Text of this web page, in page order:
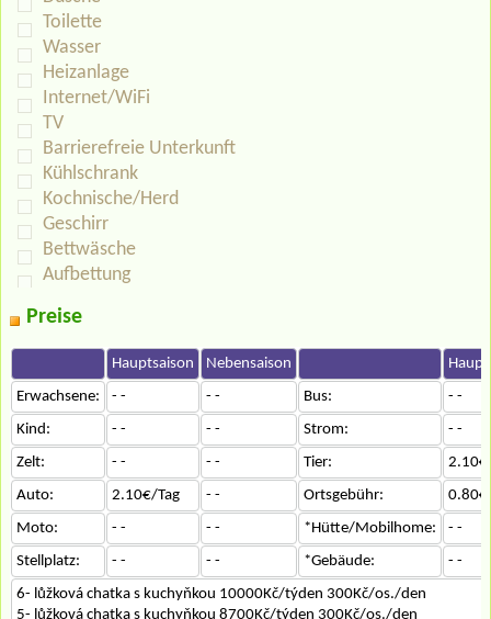
Toilette
Wasser
Heizanlage
Internet/WiFi
TV
Barrierefreie Unterkunft
Kühlschrank
Kochnische/Herd
Geschirr
Bettwäsche
Aufbettung
Preise
Hauptsaison Nebensaison
Erwachsene:
- - - - Bus:
- -
Kind:
- - - - Strom:
- -
Zelt:
- - - - Tier:
Auto:
2.10€/Tag - - Ortsgebühr:
Moto:
- - - - *Hütte/Mobilhome:
- -
Stellplatz:
- - - - *Gebäude:
- -
6- lůžková chatka s kuchyňkou 10000Kč/týden 300Kč/os./den
5- lůžková chatka s kuchyňkou 8700Kč/týden 300Kč/os./den